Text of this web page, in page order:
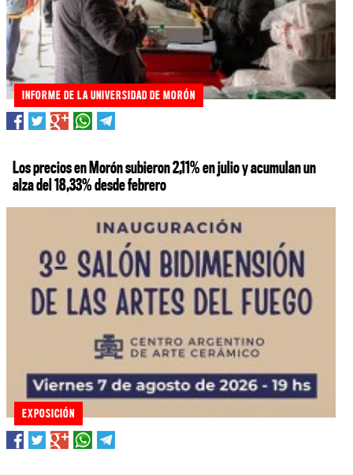
INFORME DE LA UNIVERSIDAD DE MORÓN
Los precios en Morón subieron 2,11% en julio y acumulan un
alza del 18,33% desde febrero
EXPOSICIÓN